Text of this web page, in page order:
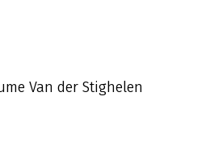
Van der Stighelen